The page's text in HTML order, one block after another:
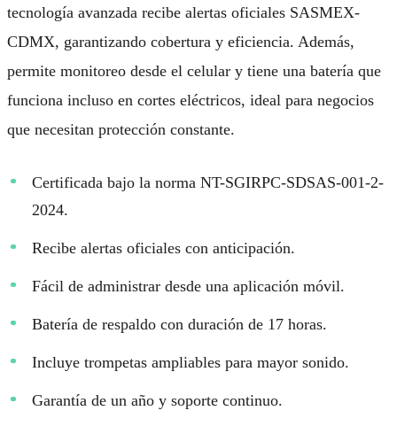
tecnología avanzada recibe alertas oficiales SASMEX-
CDMX, garantizando cobertura y eficiencia. Además,
permite monitoreo desde el celular y tiene una batería que
funciona incluso en cortes eléctricos, ideal para negocios
que necesitan protección constante.
Certificada bajo la norma NT-SGIRPC-SDSAS-001-2-
2024.
Recibe alertas oficiales con anticipación.
Fácil de administrar desde una aplicación móvil.
Batería de respaldo con duración de 17 horas.
Incluye trompetas ampliables para mayor sonido.
Garantía de un año y soporte continuo.